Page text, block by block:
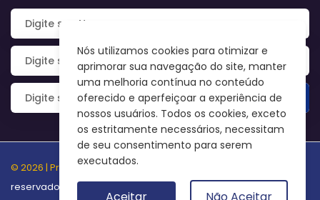
Nós utilizamos cookies para otimizar e
aprimorar sua navegação do site, manter
uma melhoria contínua no conteúdo
oferecido e aperfeiçoar a experiência de
nossos usuários. Todos os cookies, exceto
os estritamente necessários, necessitam
de seu consentimento para serem
executados.
© 2026 | Prefeitura Municipal de Porto Seguro
reservados.